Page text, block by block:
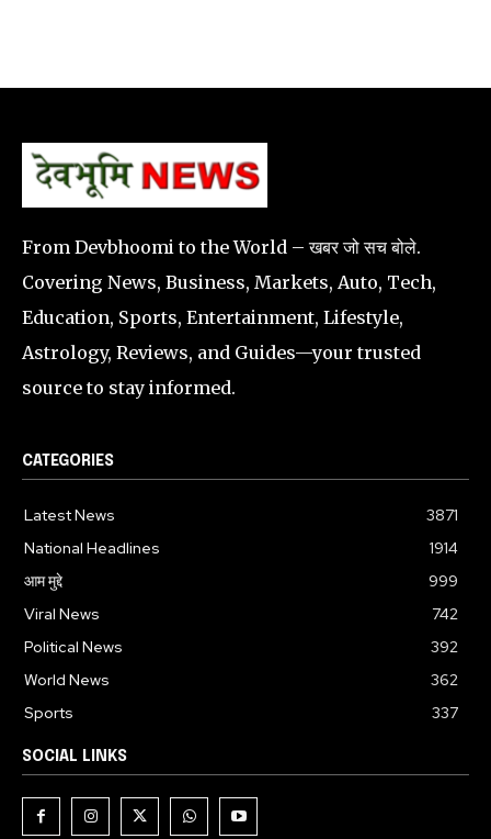
From Devbhoomi to the World – खबर जो सच बोले.
Covering News, Business, Markets, Auto, Tech,
Education, Sports, Entertainment, Lifestyle,
Astrology, Reviews, and Guides—your trusted
source to stay informed.
CATEGORIES
Latest News
3871
National Headlines
1914
आम मुद्दे
999
Viral News
742
Political News
392
World News
362
Sports
337
SOCIAL LINKS